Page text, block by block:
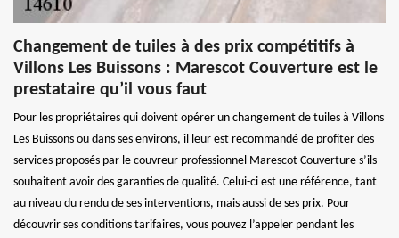
Changement de tuiles à des prix compétitifs à
Villons Les Buissons : Marescot Couverture est le
prestataire qu’il vous faut
Pour les propriétaires qui doivent opérer un changement de tuiles à Villons
Les Buissons ou dans ses environs, il leur est recommandé de profiter des
services proposés par le couvreur professionnel Marescot Couverture s’ils
souhaitent avoir des garanties de qualité. Celui-ci est une référence, tant
au niveau du rendu de ses interventions, mais aussi de ses prix. Pour
découvrir ses conditions tarifaires, vous pouvez l’appeler pendant les